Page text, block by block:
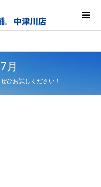
月
ひお試しください！